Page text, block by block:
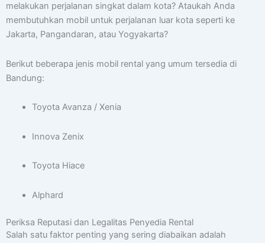
melakukan perjalanan singkat dalam kota? Ataukah Anda
membutuhkan mobil untuk perjalanan luar kota seperti ke
Jakarta, Pangandaran, atau Yogyakarta?
Berikut beberapa jenis mobil rental yang umum tersedia di
Bandung:
Toyota Avanza / Xenia
Innova Zenix
Toyota Hiace
Alphard
Periksa Reputasi dan Legalitas Penyedia Rental
Salah satu faktor penting yang sering diabaikan adalah